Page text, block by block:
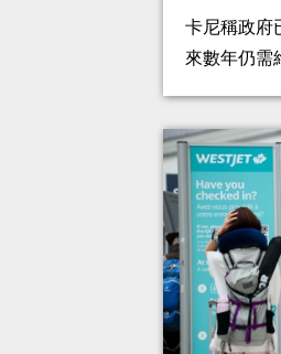
卡尼稱政府
來數年仍需